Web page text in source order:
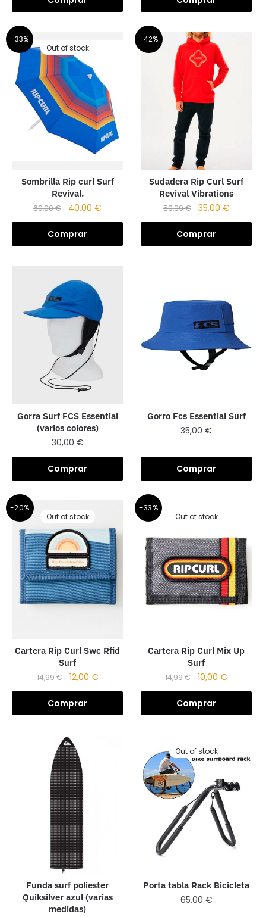
-33%
Out of stock
Sombrilla Rip curl Surf
Revival.
60,00€ 40,00€
Comprar
-42%
Sudadera Rip Curl Surf
Revival Vibrations
59,99€ 35,00 €
Comprar
Gorra Surf FCS Essential
(varios colores)
30,00 €
Comprar
Gorro Fcs Essential Surf
35,00€
Comprar
-20%
Out of stock
Cartera Rip Curl Swc Rfid
Surf
14,99€ 12,00 €
Comprar
-33%
Out of stock
Cartera Rip Curl Mix Up
Surf
14,99€ 10,00€
Comprar
Funda surf poliester
Quiksilver azul (varias
medidas)
Out of stock
Porta tabla Rack Bicicleta
65,00 €